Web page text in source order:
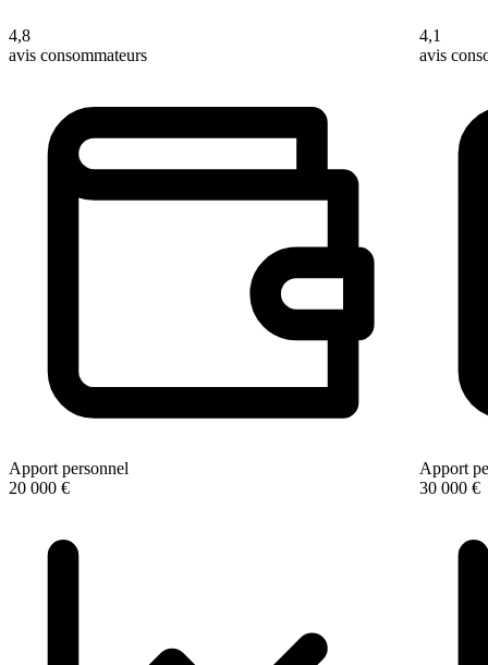
4,8
avis consommateurs
Apport personnel
20 000 €
4,1
avis
Apport
30 000 €